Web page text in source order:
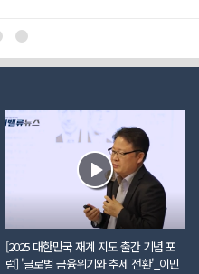
를 6만5000원으로 '하향'했다. 롯데케미
가는 6만1000원이다.류승원 NH투자증
는 2분기 실적 부진 요인에 대해 "롯
[2025 대한민국 재계 지도 출간 기념 포
럼] '글로벌 금융위기와 추세 전환'_이민